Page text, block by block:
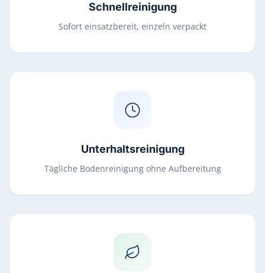
Schnellreinigung
Sofort einsatzbereit, einzeln verpackt
Unterhaltsreinigung
Tägliche Bodenreinigung ohne Aufbereitung